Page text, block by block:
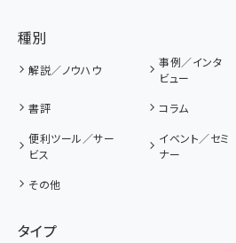
種別
解説／ノウハウ
事例／インタ
ビュー
書評 コラム
便利ツール／サー
ビス
イベント／セミ
ナー
その他
タイプ